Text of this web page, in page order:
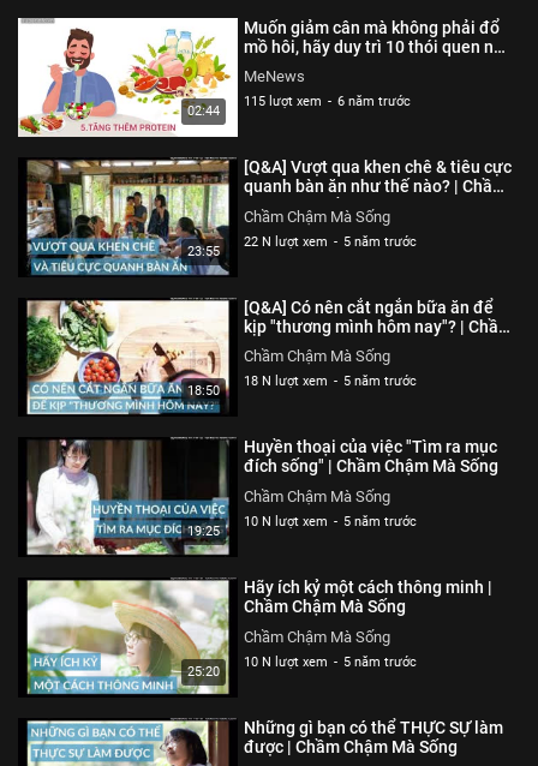
02:44
Muốn giảm cân mà không phải đổ
mồ hôi, hãy duy trì 10 thói quen này
MeNews
115 lượt xem - 6 năm trước
23:55
[Q&A] Vượt qua khen chê & tiêu cực
quanh bàn ăn như thế nào? | Chầm
Chậm Mà Sống
Chầm Chậm Mà Sống
22 N lượt xem - 5 năm trước
18:50
[Q&A] Có nên cắt ngắn bữa ăn để
kịp "thương mình hôm nay"? | Chầm
Chậm Mà Sống
Chầm Chậm Mà Sống
18 N lượt xem - 5 năm trước
19:25
Huyền thoại của việc "Tìm ra mục
đích sống" | Chầm Chậm Mà Sống
Chầm Chậm Mà Sống
10 N lượt xem - 5 năm trước
25:20
Hãy ích kỷ một cách thông minh |
Chầm Chậm Mà Sống
Chầm Chậm Mà Sống
10 N lượt xem - 5 năm trước
Những gì bạn có thể THỰC SỰ làm
được | Chầm Chậm Mà Sống